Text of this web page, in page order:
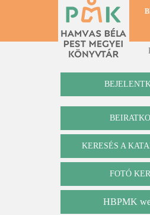
Katalógus
KERESÉS A
FOTÓ
HBPMK